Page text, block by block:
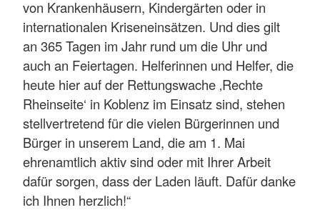
von Krankenhäusern, Kindergärten oder in
internationalen Kriseneinsätzen. Und dies gilt
an 365 Tagen im Jahr rund um die Uhr und
auch an Feiertagen. Helferinnen und Helfer, die
heute hier auf der Rettungswache ‚Rechte
Rheinseite‘ in Koblenz im Einsatz sind, stehen
stellvertretend für die vielen Bürgerinnen und
Bürger in unserem Land, die am 1. Mai
ehrenamtlich aktiv sind oder mit Ihrer Arbeit
dafür sorgen, dass der Laden läuft. Dafür danke
ich Ihnen herzlich!“